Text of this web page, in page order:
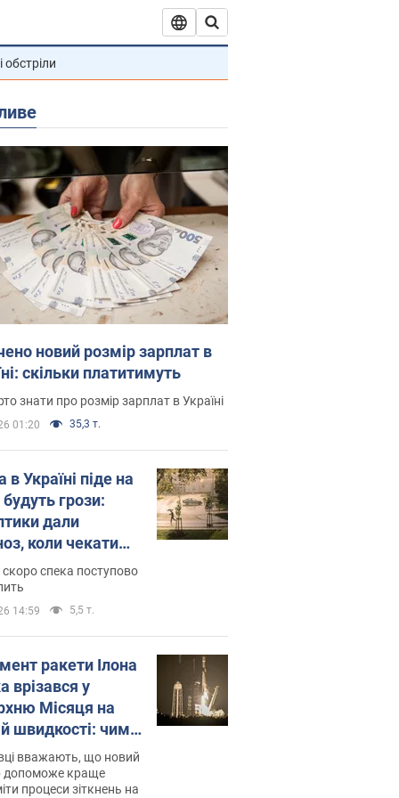
обстріли
новий розмір зарплат в
скільки платитимуть
знати про розмір зарплат в Україні
01:20 35,3 т.
в Україні піде на
грози:
дали
коли чекати
погоди
скоро спека поступово
14:59 5,5 т.
ракети Ілона
врізався у
Місяця на
швидкості: чим
вважають, що новий
допоможе краще
процеси зіткнень на